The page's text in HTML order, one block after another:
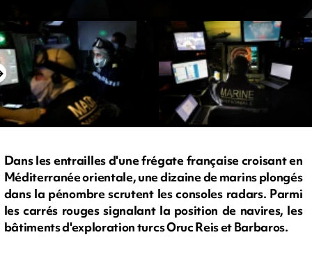
Dans les entrailles d'une frégate française croisant en
Méditerranée orientale, une dizaine de marins plongés
dans la pénombre scrutent les consoles radars. Parmi
les carrés rouges signalant la position de navires, les
bâtiments d'exploration turcs Oruc Reis et Barbaros.